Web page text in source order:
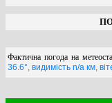
Фактична погода на
36.6°, видимість n/a км,